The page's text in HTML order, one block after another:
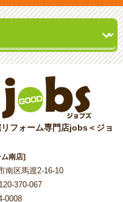
フォーム専門店jobs＜ジョ
南店]
南区馬渡2-16-10
370-067
0008